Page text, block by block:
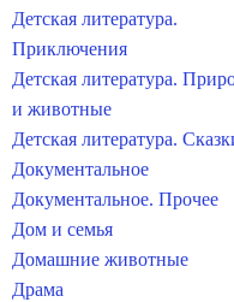
Детская литература.
Приключения
Детская литература.
и животные
Детская литература.
Документальное
Документальное. Прочее
Дом и семья
Домашние животные
Драма